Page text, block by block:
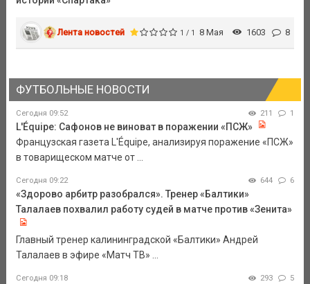
Лента новостей 1 / 1 8 Мая 1603 8
ФУТБОЛЬНЫЕ НОВОСТИ
Сегодня 09:52 211 1
L'Équipe: Сафонов не виноват в поражении «ПСЖ»
Французская газета L'Équipe, анализируя поражение «ПСЖ»
в товарищеском матче от ...
Сегодня 09:22 644 6
«Здорово арбитр разобрался». Тренер «Балтики»
Талалаев похвалил работу судей в матче против «Зенита»
Главный тренер калининградской «Балтики» Андрей
Талалаев в эфире «Матч ТВ» ...
Сегодня 09:18 293 5